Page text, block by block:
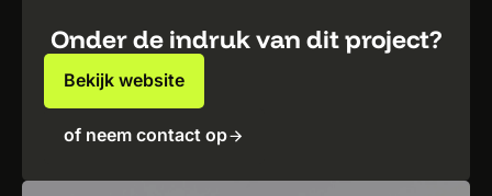
Onder de indruk van dit project?
Bekijk website
of neem contact op